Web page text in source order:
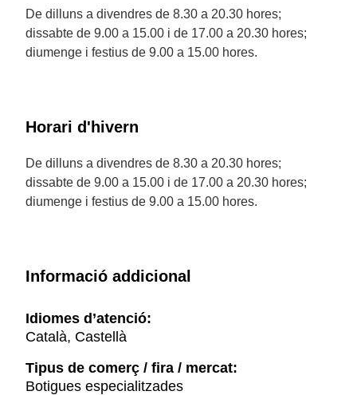
De dilluns a divendres de 8.30 a 20.30 hores;
dissabte de 9.00 a 15.00 i de 17.00 a 20.30 hores;
diumenge i festius de 9.00 a 15.00 hores.
Horari d'hivern
De dilluns a divendres de 8.30 a 20.30 hores;
dissabte de 9.00 a 15.00 i de 17.00 a 20.30 hores;
diumenge i festius de 9.00 a 15.00 hores.
Informació addicional
Idiomes d’atenció:
Català, Castellà
Tipus de comerç / fira / mercat:
Botigues especialitzades